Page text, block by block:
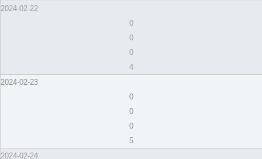
2024-02-22
0
0
0
4
2024-02-23
0
0
0
5
2024-02-24